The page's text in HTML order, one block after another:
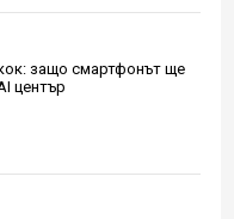
защо смартфонът ще
център